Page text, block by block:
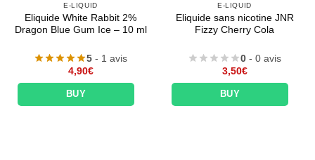
E-LIQUID
Eliquide White Rabbit 2%
Dragon Blue Gum Ice – 10 ml
5 - 1 avis
4,90€
BUY
E-LIQUID
Eliquide sans nicotine JNR
Fizzy Cherry Cola
0 - 0 avis
3,50€
BUY